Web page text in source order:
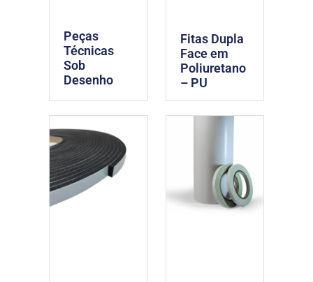
Peças
Técnicas
Sob
Desenho
Fitas Dupla
Face em
Poliuretano
– PU